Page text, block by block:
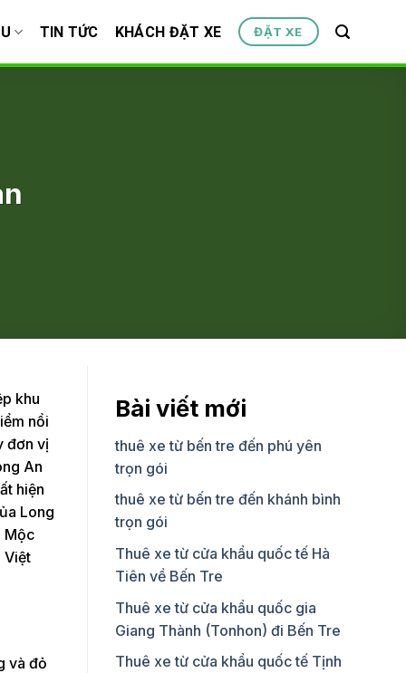
TIN TỨC KHÁCH ĐẶT XE ĐẶT XE
khu
nổi
đơn vị
An
hiện
Long
Mộc
Việt
và đỏ
Bài viết mới
thuê xe từ bến tre đến phú yên
trọn gói
thuê xe từ bến tre đến khánh bình
trọn gói
Thuê xe từ cửa khẩu quốc tế Hà
Tiên về Bến Tre
Thuê xe từ cửa khẩu quốc gia
Giang Thành (Tonhon) đi Bến Tre
Thuê xe từ cửa khẩu quốc tế Tịnh